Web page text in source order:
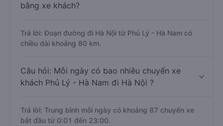
bằng xe khách?
Trả lời: Đoạn đường đi Hà Nội từ Phủ Lý - Hà Nam có
chiều dài khoảng 80 km.
Câu hỏi: Mỗi ngày có bao nhiêu chuyến xe
khách Phủ Lý - Hà Nam đi Hà Nội ?
Trả lời: Trung bình mỗi ngày có khoảng 87 chuyến xe
bắt đầu từ 0:01 đến 23:00.